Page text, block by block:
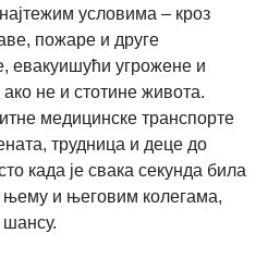
условима – кроз
пожаре и друге
евакуишући угрожене и
не и стотине живота.
медицинске транспорте
трудница и деце до
када је свака секунда била
њему и његовим колегама,
шансу.